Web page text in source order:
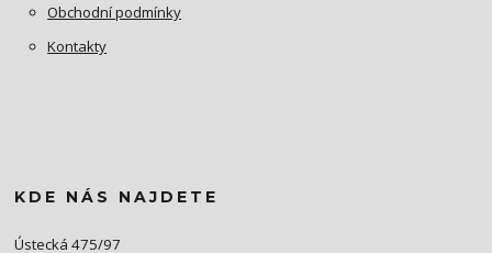
Obchodní podmínky
Kontakty
KDE NÁS NAJDETE
Ústecká 475/97